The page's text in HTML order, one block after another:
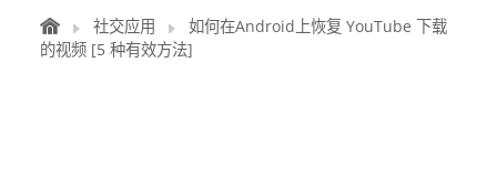
社交应用
如何在Android上恢复 YouTube 下载
的视频 [5 种有效方法]